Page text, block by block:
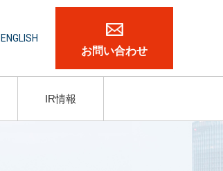
ENGLISH
お問い合わせ
IR情報